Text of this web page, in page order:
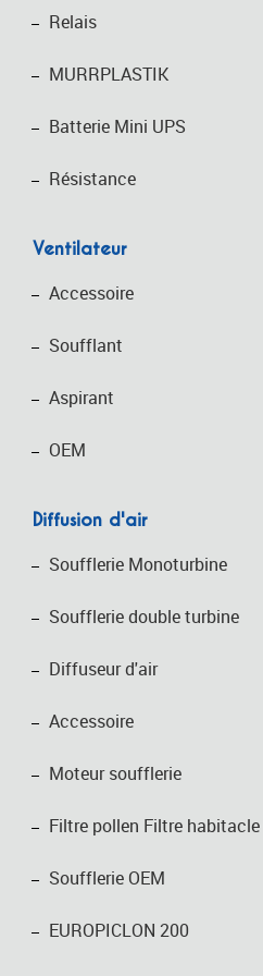
Relais
MURRPLASTIK
Batterie Mini UPS
Résistance
Ventilateur
Accessoire
Soufflant
Aspirant
OEM
Diffusion d'air
Soufflerie Monoturbine
Soufflerie double turbine
Diffuseur d'air
Accessoire
Moteur soufflerie
Filtre pollen Filtre habitacle
Soufflerie OEM
EUROPICLON 200